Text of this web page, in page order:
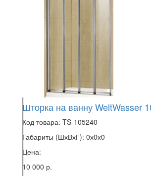
Шторка на ванну WeltWasser
Код товара: TS-105240
Габариты (ШхВхГ): 0х0х0
Цена:
10 000 р.